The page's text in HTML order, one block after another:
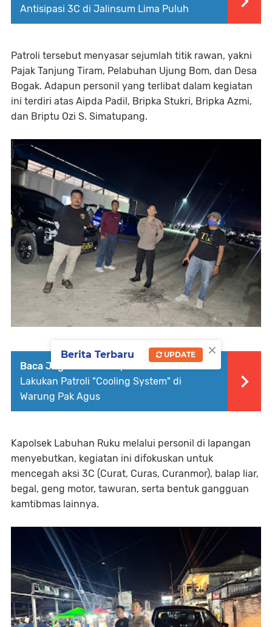
Antisipasi 3C di Jalinsum Lima Puluh
Patroli tersebut menyasar sejumlah titik rawan, yakni
Pajak Tanjung Tiram, Pelabuhan Ujung Bom, dan Desa
Bogak. Adapun personil yang terlibat dalam kegiatan
ini terdiri atas Aipda Padil, Bripka Stukri, Bripka Azmi,
dan Briptu Ozi S. Simatupang.
Baca Juga :
Sat Samapta Polres Batu Bara
Lakukan Patroli "Cooling System" di
Warung Pak Agus
Kapolsek Labuhan Ruku melalui personil di lapangan
menyebutkan, kegiatan ini difokuskan untuk
mencegah aksi 3C (Curat, Curas, Curanmor), balap liar,
begal, geng motor, tawuran, serta bentuk gangguan
kamtibmas lainnya.
×
Berita Terbaru UPDATE